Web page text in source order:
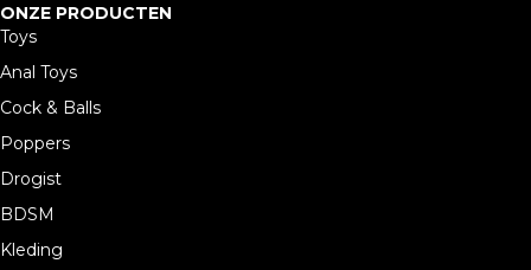
ONZE PRODUCTEN
Toys
Anal Toys
Cock & Balls
Poppers
Drogist
BDSM
Kleding